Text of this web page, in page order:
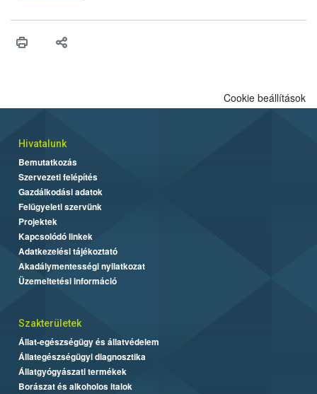
Cookie beállítások
Hivatalunk
Bemutatkozás
Szervezeti felépítés
Gazdálkodási adatok
Felügyeleti szervünk
Projektek
Kapcsolódó linkek
Adatkezelési tájékoztató
Akadálymentességi nyilatkozat
Üzemeltetési információ
Szakterületek
Állat-egészségügy és állatvédelem
Állategészségügyi diagnosztika
Állatgyógyászati termékek
Borászat és alkoholos italok